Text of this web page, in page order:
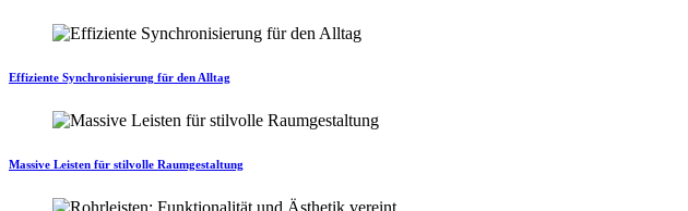
Effiziente Synchronisierung für den Alltag
Massive Leisten für stilvolle Raumgestaltung